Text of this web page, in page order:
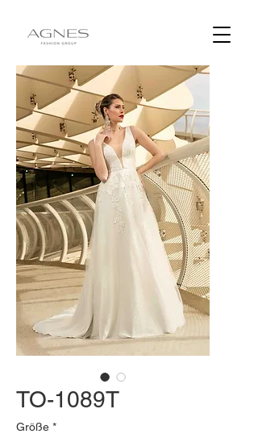
TO-1089T
Größe *